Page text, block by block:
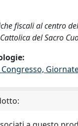
fiscali al centro
del Sacro